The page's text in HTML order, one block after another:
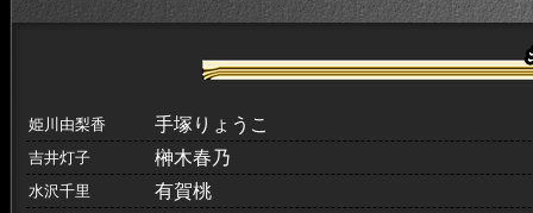
姫川由梨香 手塚りょうこ
吉井灯子 榊木春乃
水沢千里 有賀桃